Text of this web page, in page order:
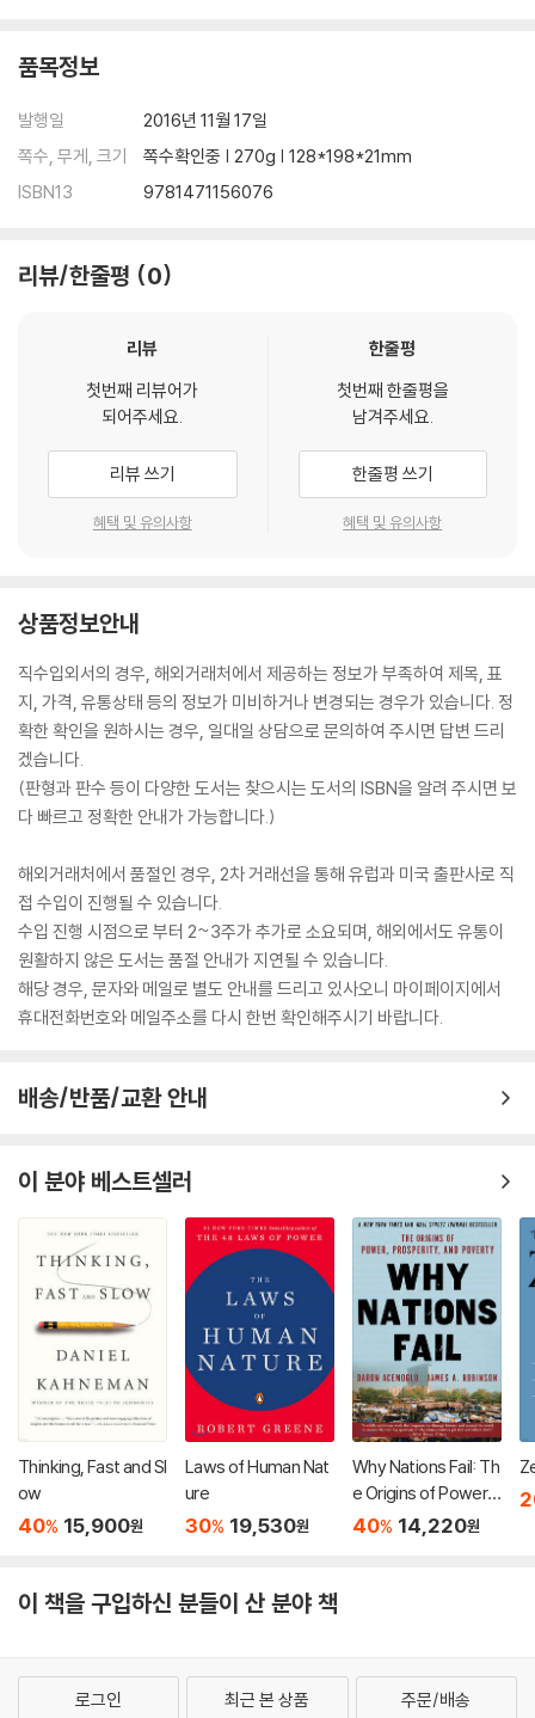
품목정보
발행일
2016년 11월 17일
쪽수, 무게, 크기
쪽수확인중 | 270g | 128*198*21mm
ISBN13
9781471156076
리뷰/한줄평 0
리뷰
첫번째 리뷰어가
되어주세요.
리뷰 쓰기
혜택 및 유의사항
한줄평
첫번째 한줄평을
남겨주세요.
한줄평 쓰기
혜택 및 유의사항
상품정보안내
직수입외서의 경우, 해외거래처에서 제공하는 정보가 부족하여 제목, 표
지, 가격, 유통상태 등의 정보가 미비하거나 변경되는 경우가 있습니다. 정
확한 확인을 원하시는 경우, 일대일 상담으로 문의하여 주시면 답변 드리
겠습니다.
(판형과 판수 등이 다양한 도서는 찾으시는 도서의 ISBN을 알려 주시면 보
다 빠르고 정확한 안내가 가능합니다.)
해외거래처에서 품절인 경우, 2차 거래선을 통해 유럽과 미국 출판사로 직
접 수입이 진행될 수 있습니다.
수입 진행 시점으로 부터 2~3주가 추가로 소요되며, 해외에서도 유통이
원활하지 않은 도서는 품절 안내가 지연될 수 있습니다.
해당 경우, 문자와 메일로 별도 안내를 드리고 있사오니 마이페이지에서
휴대전화번호와 메일주소를 다시 한번 확인해주시기 바랍니다.
배송/반품/교환 안내
이 분야 베스트셀러
Thinking, Fast and Sl
ow
40% 15,900원
Laws of Human Nat
ure
30% 19,530원
Why Nations Fail: Th
e Origins of Power,
Prosperity, and Pov
40% 14,220원
이 책을 구입하신 분들이 산 분야 책
로그인 최근 본 상품 주문/배송